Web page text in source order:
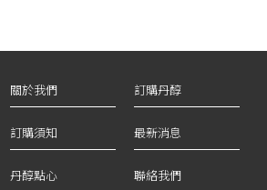
關於我們 訂購丹醇
訂購須知 最新消息
丹醇點心 聯絡我們